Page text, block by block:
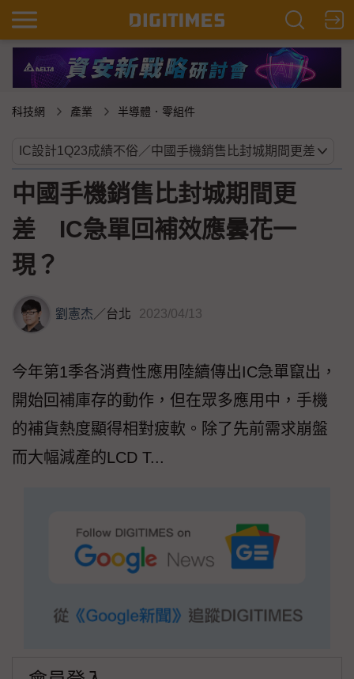
科技網 產業 半導體．零組件
中國手機銷售比封城期間更
差 IC急單回補效應曇花一
現？
劉憲杰／台北 2023/04/13
今年第1季各消費性應用陸續傳出IC急單竄出，
開始回補庫存的動作，但在眾多應用中，手機
的補貨熱度顯得相對疲軟。除了先前需求崩盤
而大幅減產的LCD T...